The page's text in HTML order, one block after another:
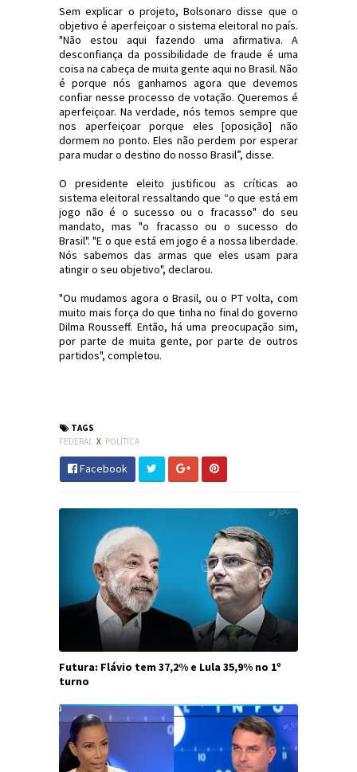
Sem explicar o projeto, Bolsonaro disse que o
objetivo é aperfeiçoar o sistema eleitoral no país.
"Não estou aqui fazendo uma afirmativa. A
desconfiança da possibilidade de fraude é uma
coisa na cabeça de muita gente aqui no Brasil. Não
é porque nós ganhamos agora que devemos
confiar nesse processo de votação. Queremos é
aperfeiçoar. Na verdade, nós temos sempre que
nos aperfeiçoar porque eles [oposição] não
dormem no ponto. Eles não perdem por esperar
para mudar o destino do nosso Brasil”, disse.
O presidente eleito justificou as críticas ao
sistema eleitoral ressaltando que “o que está em
jogo não é o sucesso ou o fracasso" do seu
mandato, mas "o fracasso ou o sucesso do
Brasil". "E o que está em jogo é a nossa liberdade.
Nós sabemos das armas que eles usam para
atingir o seu objetivo", declarou.
"Ou mudamos agora o Brasil, ou o PT volta, com
muito mais força do que tinha no final do governo
Dilma Rousseff. Então, há uma preocupação sim,
por parte de muita gente, por parte de outros
partidos", completou.
TAGS
FEDERAL X POLÍTICA
Facebook
Futura: Flávio tem 37,2% e Lula 35,9% no 1º
turno